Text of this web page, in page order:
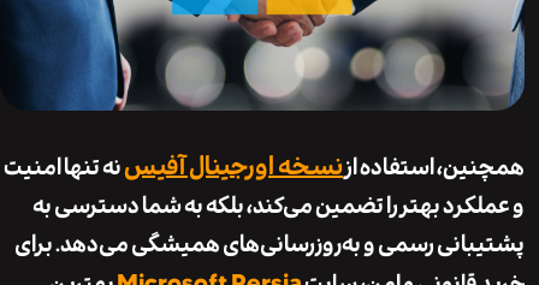
استفاده ازنسخه اورجینال آفیسنه تنها امنیت
بهتر را تضمین می‌کند، بلکه به شما دسترسی به
رسمی و به‌روزرسانی‌های همیشگی می‌دهد. برای